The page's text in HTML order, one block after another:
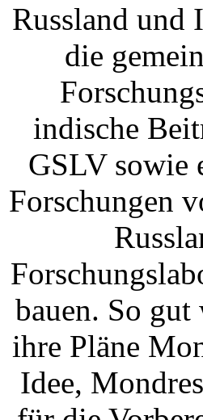
Russland und
die
indische
GSLV sowie
Forschungen
bauen. So
ihre Pläne
Idee,